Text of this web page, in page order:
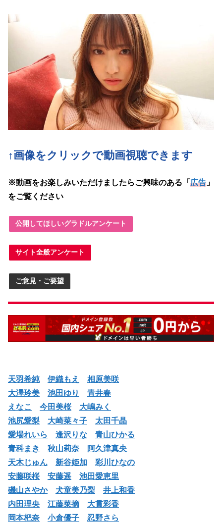
↑画像をクリックで動画視聴できます
※動画をお楽しみいただけましたらご興味のある「 広告 」
をご覧ください
公開してほしいグラドルアンケート
サイト全般アンケート
ご意見・ご要望
天羽希純 伊織もえ
相原美咲
大澤玲美
池田ゆり
青井春
えなこ
今田美桜
大嶋みく
池尻愛梨
大崎菜々子
太田千晶
愛場れいら
逢沢りな
青山ひかる
青科まき
秋山莉奈
阿久津真央
天木じゅん
新谷姫加
彩川ひなの
安藤咲桜
安藤遥
池田愛恵里
磯山さやか
犬童美乃梨
井上和香
内田理央
江藤菜摘
大貫彩香
岡本杷奈
小倉優子
忍野さら